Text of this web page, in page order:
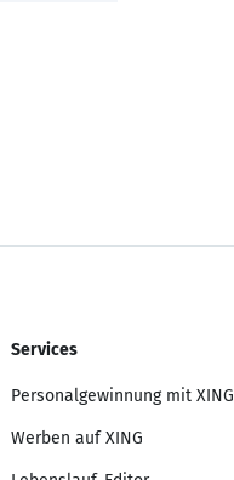
Services
Personalgewinnung mit XING
Werben auf XING